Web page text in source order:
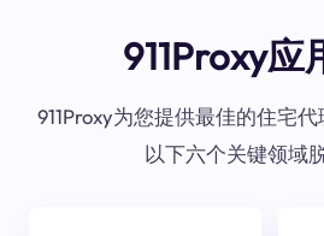
911Proxy应
911Proxy为您提供最佳的住宅
以下六个关键领域